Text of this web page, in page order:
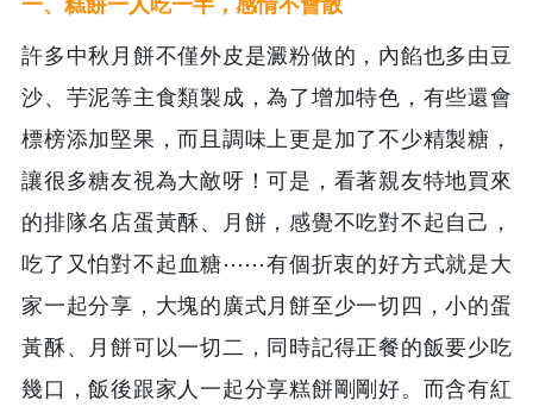
許多中秋月餅不僅外皮是澱粉做的，內餡也多由豆
沙、芋泥等主食類製成，為了增加特色，有些還會
標榜添加堅果，而且調味上更是加了不少精製糖，
讓很多糖友視為大敵呀！可是，看著親友特地買來
的排隊名店蛋黃酥、月餅，感覺不吃對不起自己，
吃了又怕對不起血糖⋯⋯有個折衷的好方式就是大
家一起分享，大塊的廣式月餅至少一切四，小的蛋
黃酥、月餅可以一切二，同時記得正餐的飯要少吃
幾口，飯後跟家人一起分享糕餅剛剛好。而含有紅